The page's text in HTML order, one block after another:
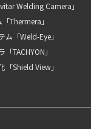
Welding Camera」
Thermera」
「Weld-Eye」
TACHYON」
Shield View」